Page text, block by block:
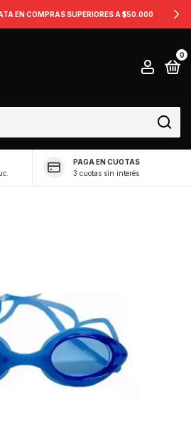
EN COMPRAS SUPERIORES A $50.000
0
PAGA EN CUOTAS
3 cuotas sin interés